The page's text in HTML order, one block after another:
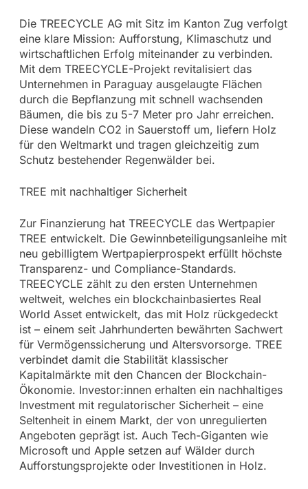
Die TREECYCLE AG mit Sitz im Kanton Zug verfolgt
eine klare Mission: Aufforstung, Klimaschutz und
wirtschaftlichen Erfolg miteinander zu verbinden.
Mit dem TREECYCLE-Projekt revitalisiert das
Unternehmen in Paraguay ausgelaugte Flächen
durch die Bepflanzung mit schnell wachsenden
Bäumen, die bis zu 5-7 Meter pro Jahr erreichen.
Diese wandeln CO2 in Sauerstoff um, liefern Holz
für den Weltmarkt und tragen gleichzeitig zum
Schutz bestehender Regenwälder bei.
TREE mit nachhaltiger Sicherheit
Zur Finanzierung hat TREECYCLE das Wertpapier
TREE entwickelt. Die Gewinnbeteiligungsanleihe mit
neu gebilligtem Wertpapierprospekt erfüllt höchste
Transparenz- und Compliance-Standards.
TREECYCLE zählt zu den ersten Unternehmen
weltweit, welches ein blockchainbasiertes Real
World Asset entwickelt, das mit Holz rückgedeckt
ist – einem seit Jahrhunderten bewährten Sachwert
für Vermögenssicherung und Altersvorsorge. TREE
verbindet damit die Stabilität klassischer
Kapitalmärkte mit den Chancen der Blockchain-
Ökonomie. Investor:innen erhalten ein nachhaltiges
Investment mit regulatorischer Sicherheit – eine
Seltenheit in einem Markt, der von unregulierten
Angeboten geprägt ist. Auch Tech-Giganten wie
Microsoft und Apple setzen auf Wälder durch
Aufforstungsprojekte oder Investitionen in Holz.